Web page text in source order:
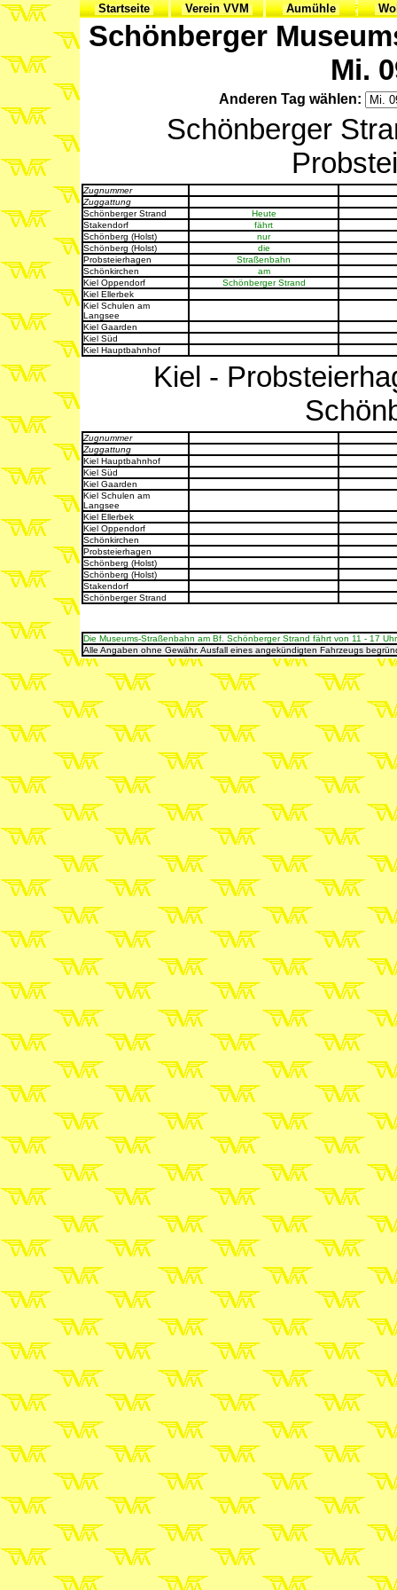
Startseite Verein VVM Aumühle
Schönberger
Mi.
Anderen Tag wählen:
Schönberger
Zugnummer
Zuggattung
Schönberger Strand
Heute
Stakendorf
fährt
Schönberg (Holst)
nur
Schönberg (Holst)
die
Probsteierhagen
Straßenbahn
Schönkirchen
am
Kiel Oppendorf
Schönberger Strand
Kiel Ellerbek
Kiel Schulen am
Langsee
Kiel Gaarden
Kiel Süd
Kiel Hauptbahnhof
Kiel -
Zugnummer
Zuggattung
Kiel Hauptbahnhof
Kiel Süd
Kiel Gaarden
Kiel Schulen am
Langsee
Kiel Ellerbek
Kiel Oppendorf
Schönkirchen
Probsteierhagen
Schönberg (Holst)
Schönberg (Holst)
Stakendorf
Schönberger Strand
Die Museums-Straßenbahn am Bf. Schönberger Strand fährt von 11 - 17
Alle Angaben ohne Gewähr. Ausfall eines angekündigten Fahrzeugs